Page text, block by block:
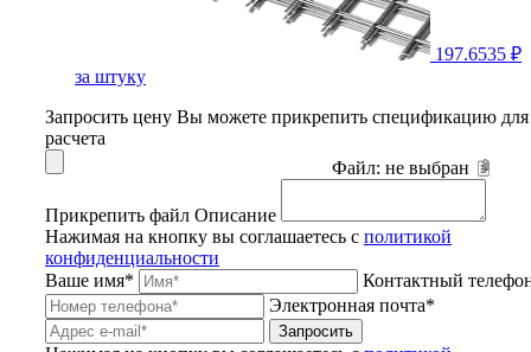
197.6535 ₽
за штуку
Запросить цену Вы можете прикрепить спецификацию для
расчета
Файл: не выбран
Прикрепить файл Описание
Нажимая на кнопку вы соглашаетесь с политикой
конфиденциальности
Ваше имя*
Контактный
Электронная почта*
Запросить